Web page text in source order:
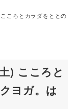
ころとカラダをととの
) こころと
ヨガ。は